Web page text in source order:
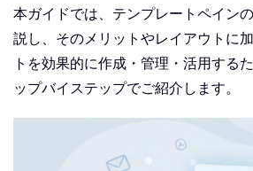
本ガイドでは、テンプレートペイン
説し、そのメリットやレイアウトに
トを効果的に作成・管理・活用する
ップバイステップでご紹介します。